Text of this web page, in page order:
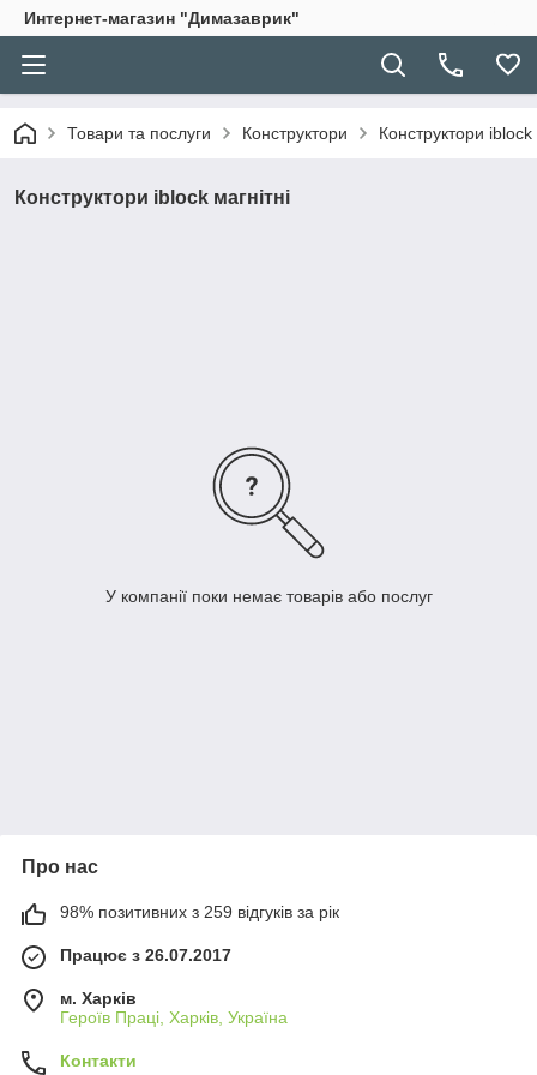
Интернет-магазин "Димазаврик"
Товари та послуги Конструктори Конструктори iblock
Конструктори iblock магнітні
У компанії поки немає товарів або послуг
Про нас
98% позитивних з 259 відгуків за рік
Працює з 26.07.2017
м. Харків
Героїв Праці, Харків, Україна
Контакти